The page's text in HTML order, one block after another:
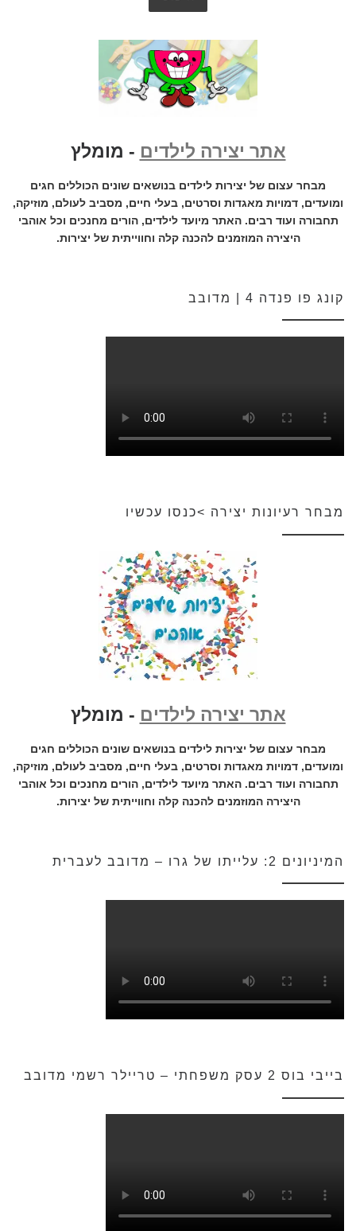
אתר יצירה לילדים - מומלץ
מבחר עצום של יצירות לילדים בנושאים שונים הכוללים חגים
ומועדים, דמויות מאגדות וסרטים, בעלי חיים, מסביב לעולם, מוזיקה,
תחבורה ועוד רבים. האתר מיועד לילדים, הורים מחנכים וכל אוהבי
היצירה המוזמנים להכנה קלה וחווייתית של יצירות.
קונג פו פנדה 4 | מדובב
מבחר רעיונות יצירה >כנסו עכשיו
אתר יצירה לילדים - מומלץ
מבחר עצום של יצירות לילדים בנושאים שונים הכוללים חגים
ומועדים, דמויות מאגדות וסרטים, בעלי חיים, מסביב לעולם, מוזיקה,
תחבורה ועוד רבים. האתר מיועד לילדים, הורים מחנכים וכל אוהבי
היצירה המוזמנים להכנה קלה וחווייתית של יצירות.
המיניונים 2: עלייתו של גרו – מדובב לעברית
בייבי בוס 2 עסק משפחתי – טריילר רשמי מדובב